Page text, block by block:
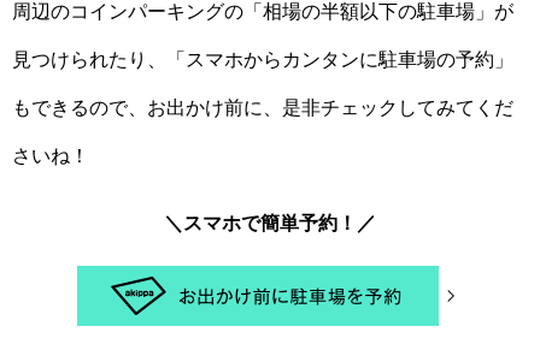
周辺のコインパーキングの「相場の半額以下の駐車場」が
見つけられたり、「スマホからカンタンに駐車場の予約」
もできるので、お出かけ前に、是非チェックしてみてくだ
さいね！
＼スマホで簡単予約！／